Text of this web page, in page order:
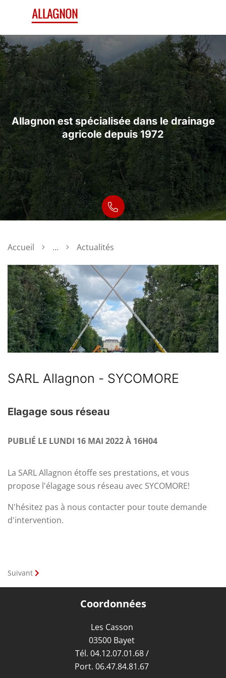
Allagnon est spécialisée dans le drainage
agricole depuis 1972
Allagnon est spécialisée dans le drainage
agricole depuis 1972
Accueil ... Actualités
SARL Allagnon - SYCOMORE
Elagage sous réseau
PUBLIÉ LE LUNDI 16 MAI 2022 À 16H04
La SARL Allagnon étoffe ses prestations, et vous
propose l'élagage sous réseau avec SYCOMORE!
N'hésitez pas à nous contacter pour toute demande
d'intervention.
Suivant
Coordonnées
Les Casson
03500 Bayet
Tél. 04.12.07.01.68/
Port. 06.47.84.81.67